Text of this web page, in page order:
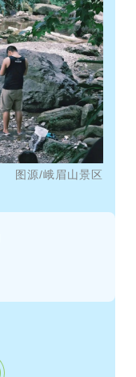
图源/峨眉山景区